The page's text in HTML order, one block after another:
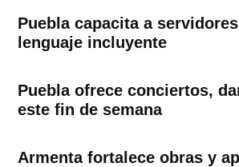
Puebla capacita a
lenguaje incluyente
Puebla ofrece conciertos,
este fin de semana
Armenta fortalece obras y